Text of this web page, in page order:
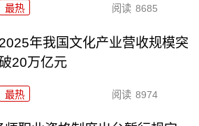
最热 阅读 8685
2025年我国文化产业营收规模突
20万亿元
最热 阅读 8974